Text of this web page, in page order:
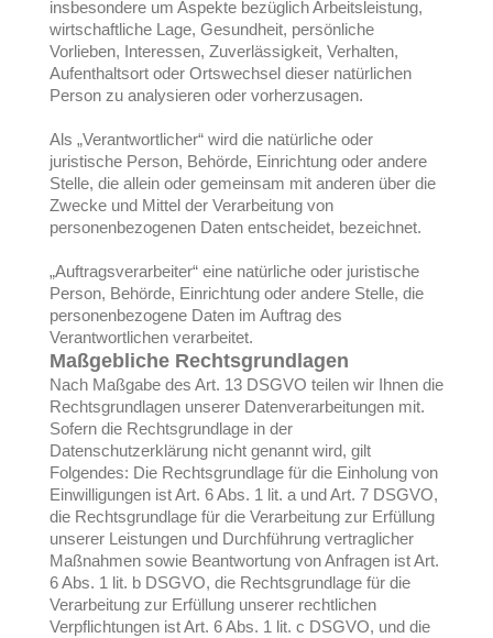
insbesondere um Aspekte bezüglich Arbeitsleistung,
wirtschaftliche Lage, Gesundheit, persönliche
Vorlieben, Interessen, Zuverlässigkeit, Verhalten,
Aufenthaltsort oder Ortswechsel dieser natürlichen
Person zu analysieren oder vorherzusagen.
Als „Verantwortlicher“ wird die natürliche oder
juristische Person, Behörde, Einrichtung oder andere
Stelle, die allein oder gemeinsam mit anderen über die
Zwecke und Mittel der Verarbeitung von
personenbezogenen Daten entscheidet, bezeichnet.
„Auftragsverarbeiter“ eine natürliche oder juristische
Person, Behörde, Einrichtung oder andere Stelle, die
personenbezogene Daten im Auftrag des
Verantwortlichen verarbeitet.
Maßgebliche Rechtsgrundlagen
Nach Maßgabe des Art. 13 DSGVO teilen wir Ihnen die
Rechtsgrundlagen unserer Datenverarbeitungen mit.
Sofern die Rechtsgrundlage in der
Datenschutzerklärung nicht genannt wird, gilt
Folgendes: Die Rechtsgrundlage für die Einholung von
Einwilligungen ist Art. 6 Abs. 1 lit. a und Art. 7 DSGVO,
die Rechtsgrundlage für die Verarbeitung zur Erfüllung
unserer Leistungen und Durchführung vertraglicher
Maßnahmen sowie Beantwortung von Anfragen ist Art.
6 Abs. 1 lit. b DSGVO, die Rechtsgrundlage für die
Verarbeitung zur Erfüllung unserer rechtlichen
Verpflichtungen ist Art. 6 Abs. 1 lit. c DSGVO, und die